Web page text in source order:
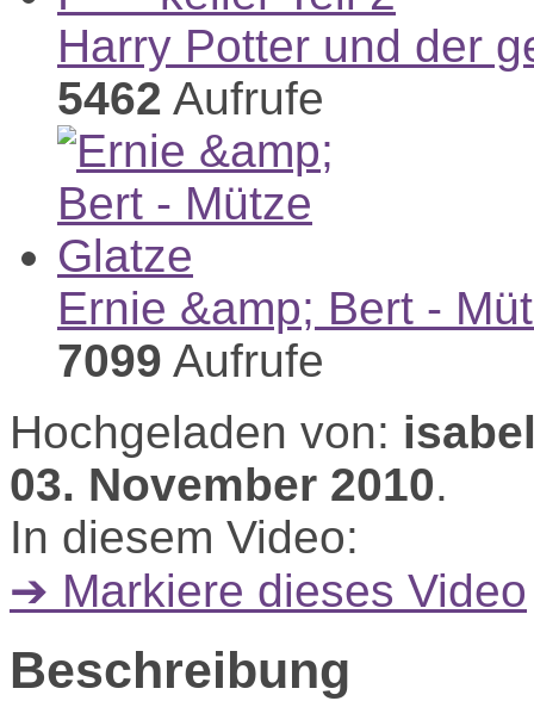
Harry Potter und der
5462 Aufrufe
Ernie &amp; Bert -
7099 Aufrufe
Hochgeladen von:
03. November 2010.
In diesem Video:
➔ Markiere dieses Video
Beschreibung